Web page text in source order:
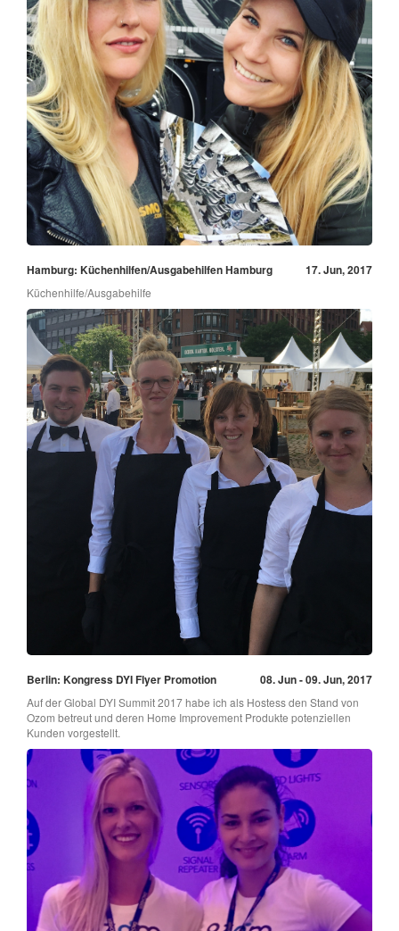
Hamburg: Küchenhilfen/Ausgabehilfen Hamburg 17. Jun, 2017
Küchenhilfe/Ausgabehilfe
Berlin: Kongress DYI Flyer Promotion 08. Jun - 09. Jun, 2017
Auf der Global DYI Summit 2017 habe ich als Hostess den Stand von
Ozom betreut und deren Home Improvement Produkte potenziellen
Kunden vorgestellt.